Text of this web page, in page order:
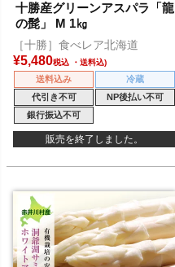
十勝産グリーンアスパラ「龍
の髭」 M 1㎏
［十勝］食べレア北海道
¥5,480税込
送料込み
冷蔵
代引き不可
NP後払い不可
銀行振込不可
販売を終了しました。